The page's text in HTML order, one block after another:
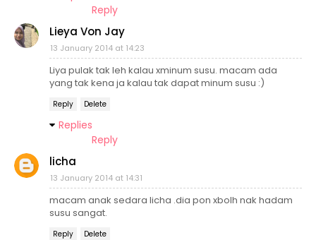
Reply
Lieya Von Jay
13 January 2014 at 14:23
Liya pulak tak leh kalau xminum susu. macam ada
yang tak kena ja kalau tak dapat minum susu :)
Reply Delete
Replies
Reply
licha
13 January 2014 at 14:31
macam anak sedara licha .dia pon xbolh nak hadam
susu sangat.
Reply Delete